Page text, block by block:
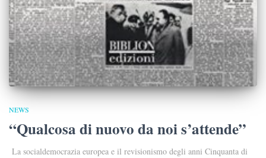
NEWS
“Qualcosa di nuovo da noi s’attende”
La socialdemocrazia europea e il revisionismo degli anni Cinquanta di